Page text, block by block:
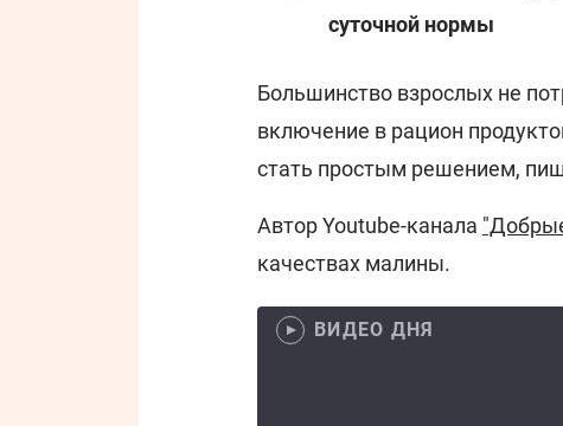
суточной нормы
Большинство взрослых не
включение в рацион
стать простым решением,
Автор Youtube-канала
качествах малины.
ВИДЕО ДНЯ